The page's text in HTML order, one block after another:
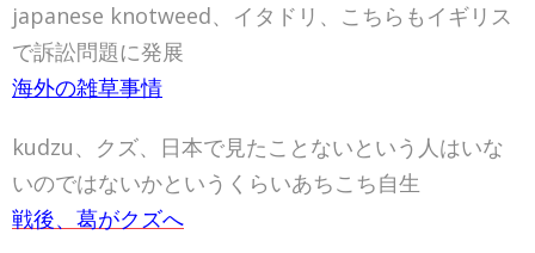
japanese knotweed、イタドリ、こちらもイギリス
で訴訟問題に発展
海外の雑草事情
kudzu、クズ、日本で見たことないという人はいな
いのではないかというくらいあちこち自生
戦後、葛がクズへ